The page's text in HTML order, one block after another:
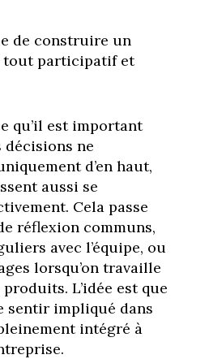
de construire un
tout participatif et
qu’il est important
ne
d’en haut,
aussi se
Cela passe
réflexion communs,
avec l’équipe, ou
lorsqu’on travaille
L’idée est que
sentir impliqué dans
intégré à